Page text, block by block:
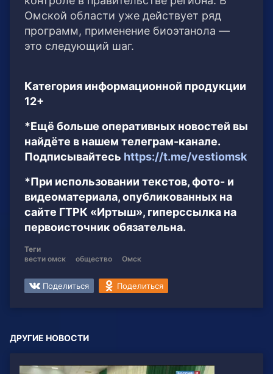
Омской области уже действует ряд
программ, применение биоэтанола —
это следующий шаг.
Категория информационной продукции
12+
*Ещё больше оперативных новостей вы
найдёте в нашем телеграм-канале.
Подписывайтесь https://t.me/vestiomsk
*При использовании текстов, фото- и
видеоматериала, опубликованных на
сайте ГТРК «Иртыш», гиперссылка на
первоисточник обязательна.
Теги
вести омск
общество Омск
Поделиться Поделиться
ДРУГИЕ НОВОСТИ